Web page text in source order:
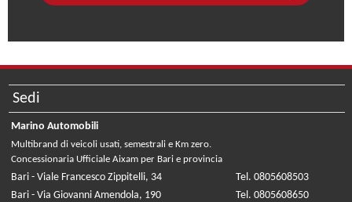
Sedi
Marino Automobili
Multibrand di veicoli usati, semestrali e Km zero.
Concessionaria Ufficiale Aixam per Bari e provincia
Bari - Viale Francesco Zippitelli, 34
Tel. 0805608503
Bari - Via Giovanni Amendola, 190
Tel. 0805608650